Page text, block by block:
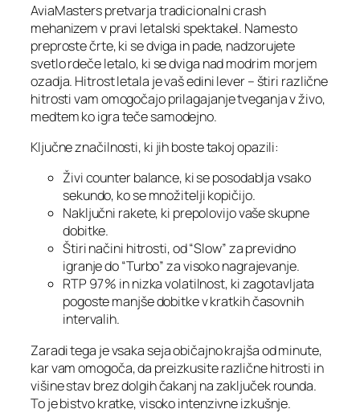
AviaMasters pretvarja tradicionalni crash
mehanizem v pravi letalski spektakel. Namesto
preproste črte, ki se dviga in pade, nadzorujete
svetlo rdeče letalo, ki se dviga nad modrim morjem
ozadja. Hitrost letala je vaš edini lever – štiri različne
hitrosti vam omogočajo prilagajanje tveganja v živo,
medtem ko igra teče samodejno.
Ključne značilnosti, ki jih boste takoj opazili:
Živi counter balance, ki se posodablja vsako
sekundo, ko se množitelji kopičijo.
Naključni rakete, ki prepolovijo vaše skupne
dobitke.
Štiri načini hitrosti, od “Slow” za previdno
igranje do “Turbo” za visoko nagrajevanje.
RTP 97 % in nizka volatilnost, ki zagotavljata
pogoste manjše dobitke v kratkih časovnih
intervalih.
Zaradi tega je vsaka seja običajno krajša od minute,
kar vam omogoča, da preizkusite različne hitrosti in
višine stav brez dolgih čakanj na zaključek rounda.
To je bistvo kratke, visoko intenzivne izkušnje.